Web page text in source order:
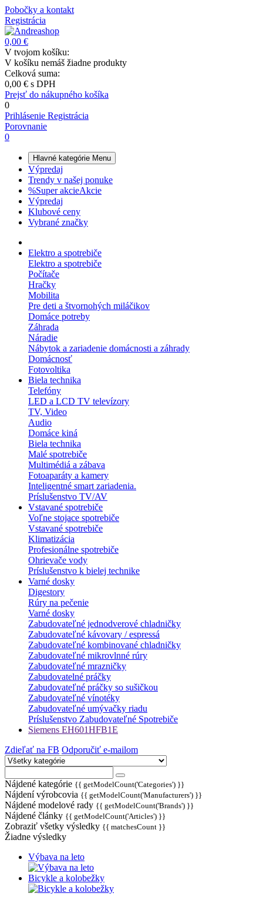
Pobočky a kontakt
Registrácia
0,00 €
V tvojom košíku:
V košíku nemáš žiadne produkty
Celková suma:
0,00 € s DPH
Prejsť do nákupného košíka
0
Prihlásenie Registrácia
Porovnanie
0
Hlavné kategórie Menu
Výpredaj
Trendy v našej ponuke
%Super akcieAkcie
Výpredaj
Klubové ceny
Vybrané značky
Elektro a spotrebiče
Elektro a spotrebiče
Počítače
Hračky
Mobilita
Pre deti a štvornohých miláčikov
Domáce potreby
Záhrada
Náradie
Nábytok a zariadenie domácnosti a záhrady
Domácnosť
Fotovoltika
Biela technika
Telefóny
LED a LCD TV televízory
TV, Video
Audio
Domáce kiná
Biela technika
Malé spotrebiče
Multimédiá a zábava
Fotoaparáty a kamery
Inteligentné smart zariadenia.
Príslušenstvo TV/AV
Vstavané spotrebiče
Voľne stojace spotrebiče
Vstavané spotrebiče
Klimatizácia
Profesionálne spotrebiče
Ohrievače vody
Príslušenstvo k bielej technike
Varné dosky
Digestory
Rúry na pečenie
Varné dosky
Zabudovateľné jednodverové chladničky
Zabudovateľné kávovary / espressá
Zabudovateľné kombinované chladničky
Zabudovateľné mikrovlnné rúry
Zabudovateľné mrazničky
Zabudovatelné práčky
Zabudovateľné práčky so sušičkou
Zabudovateľné vínotéky
Zabudovateľné umývačky riadu
Príslušenstvo Zabudovateľné Spotrebiče
Siemens EH601HFB1E
Zdieľať na FB Odporučiť e-mailom
Nájdené kategórie {{ getModelCount('Categories') }}
Nájdení výrobcovia {{ getModelCount('Manufacturers') }}
Nájdené modelové rady {{ getModelCount('Brands') }}
Nájdené články {{ getModelCount('Articles') }}
Zobraziť všetky výsledky {{ matchesCount }}
Žiadne výsledky
Výbava na leto
Bicykle a kolobežky